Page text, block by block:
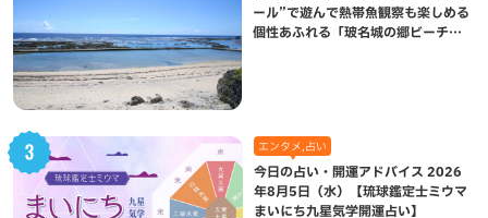
ール”で遊んで熱帯魚観察も楽しめる
個性あふれる「玻名城の郷ビーチ」
エンタメ,占い
今日の占い・開運アドバイス 2026
年8月5日（水）【琉球鑑定士ミウマ
まいにち九星気学開運占い】